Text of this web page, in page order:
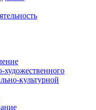
художественного
культурной